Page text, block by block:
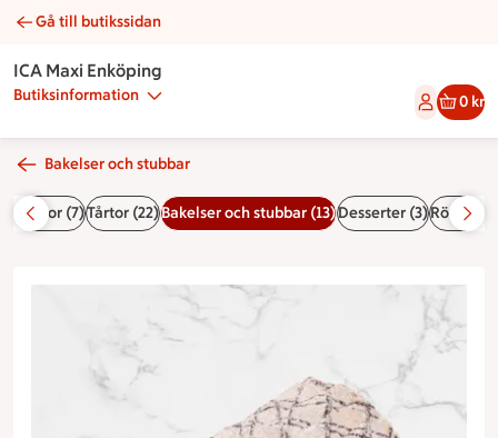
Budapeststubbe | Catering ICA Maxi Enköping
Gå till butikssidan
ICA Maxi Enköping
Butiksinformation 0 kr
Bakelser och stubbar
(7)Tårtor (22)Bakelser och stubbar (13)Desserter (3)Röror (1)